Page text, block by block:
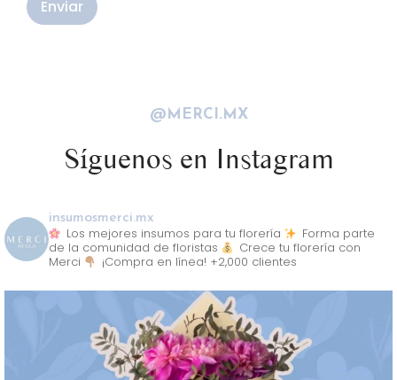
@MERCI.MX
Síguenos en Instagram
insumosmerci.mx
Los mejores insumos para tu florería
Forma parte
de la comunidad de floristas
Crece tu florería con
Merci
¡Compra en línea! +2,000 clientes